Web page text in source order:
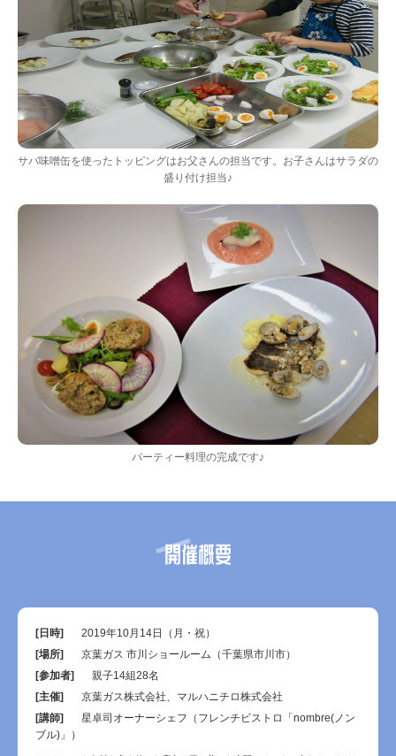
サバ味噌缶を使ったトッピングはお父さんの担当です。お子さんはサラダの
盛り付け担当♪
パーティー料理の完成です♪
開催概要
[日時]
2019年10月14日（月・祝）
[場所]
京葉ガス 市川ショールーム（千葉県市川市）
[参加者]
親子14組28名
[主催]
京葉ガス株式会社、マルハニチロ株式会社
[講師]
星卓司オーナーシェフ（フレンチビストロ「nombre(ノン
ブル)」）